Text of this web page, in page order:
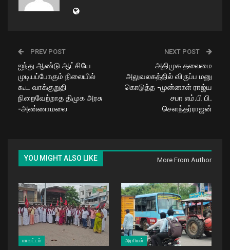
PREV POST
ஐந்து ஆண்டு ஆட்சியே
முடியப்போகும் நிலையில்
கூட வாக்குறுதி
நிறைவேற்றாத திமுக அரசு
-அண்ணாமலை
NEXT POST
அதிமுக தலைமை
அலுவலகத்தில் விருப்ப மனு
கொடுத்த -முன்னாள் ராஜ்ய
சபா எம்.பி பி.
சௌந்தர்ராஜன்
YOU MIGHT ALSO LIKE More From Author
மாவட்டம் அரசியல்